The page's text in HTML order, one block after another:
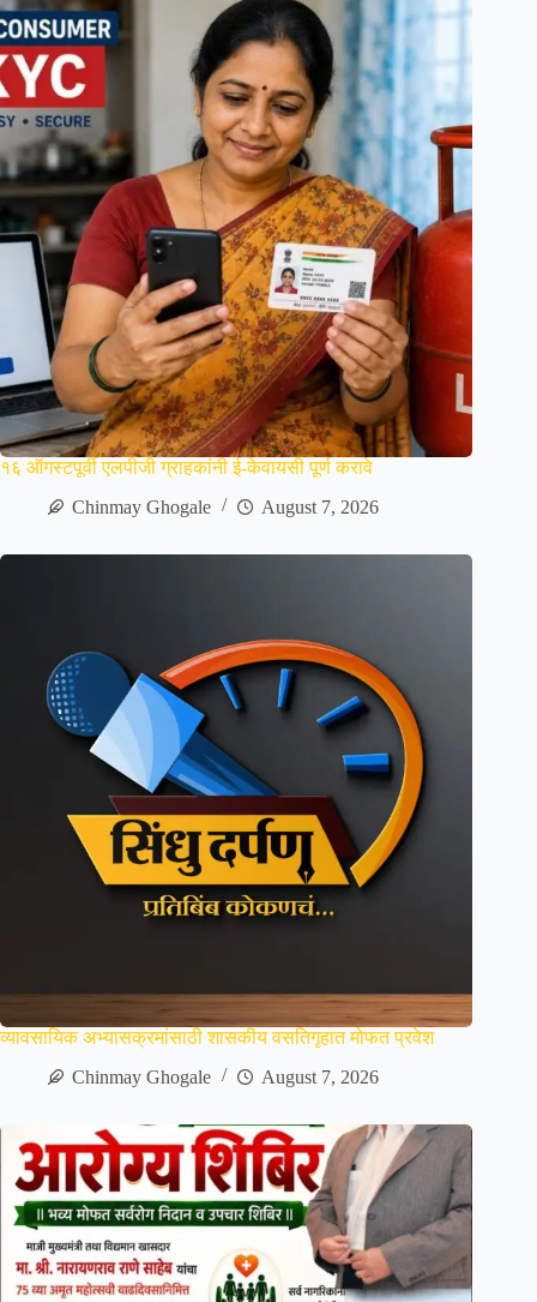
१६ ऑगस्टपूर्वी एलपीजी ग्राहकांनी ई-केवायसी पूर्ण करावे
Chinmay Ghogale
August 7, 2026
व्यावसायिक अभ्यासक्रमांसाठी शासकीय वसतिगृहात मोफत प्रवेश
Chinmay Ghogale
August 7, 2026